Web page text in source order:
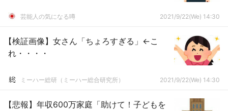
芸能人の気になる噂 2021/9/22(We) 14:30
【検証画像】女さん「ちょろすぎる」←こ
れ・・・・
ミーハー総研（ミーハー総合研究所） 2021/9/22(We) 14:30
【悲報】年収600万家庭「助けて！子どもを